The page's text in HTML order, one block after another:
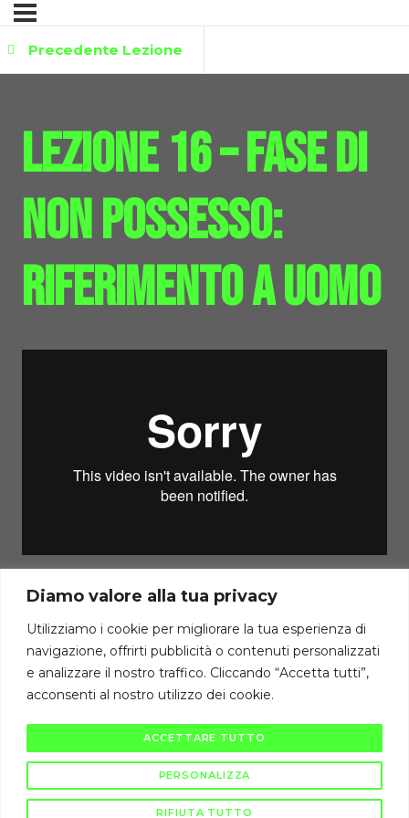
Diamo valore alla tua privacy
Utilizziamo i cookie per migliorare la tua esperienza di
navigazione, offrirti pubblicità o contenuti personalizzati
e analizzare il nostro traffico. Cliccando “Accetta tutti”,
acconsenti al nostro utilizzo dei cookie.
PERSONALIZZA
RIFIUTA TUTTO
ACCETTARE TUTTO
Precedente Lezione
Lezione 16 – Fase di
non possesso:
riferimento a uomo
Precedente Lezione
Torna al Corso
Diritti di autore riservati Cambiodicampo ©
La pubblicazione e diffusione di questi contenuti è severamente vietata